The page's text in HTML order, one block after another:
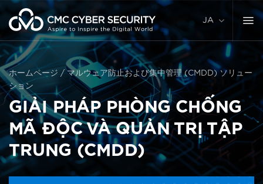
ン
ツ
に
ス
キ
JA
ホームページ /マルウェア防止および集中管理 (CMDD) ソリュー
ション
GIẢI PHÁP PHÒNG CHỐNG
MÃ ĐỘC VÀ QUẢN TRỊ TẬP
TRUNG (CMDD)